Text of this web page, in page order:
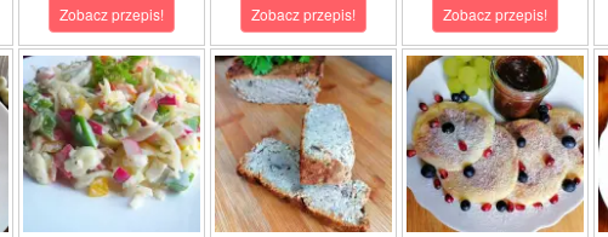
Zobacz przepis! Zobacz przepis! Zobacz przepis!